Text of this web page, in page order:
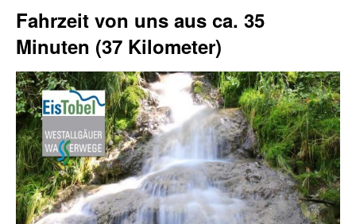
Fahrzeit von uns aus ca. 35
Minuten (37 Kilometer)